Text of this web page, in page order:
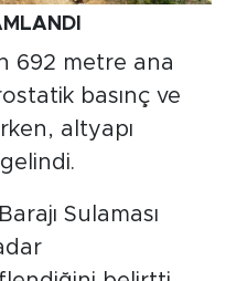
692 metre ana
basınç ve
altyapı
Sulaması